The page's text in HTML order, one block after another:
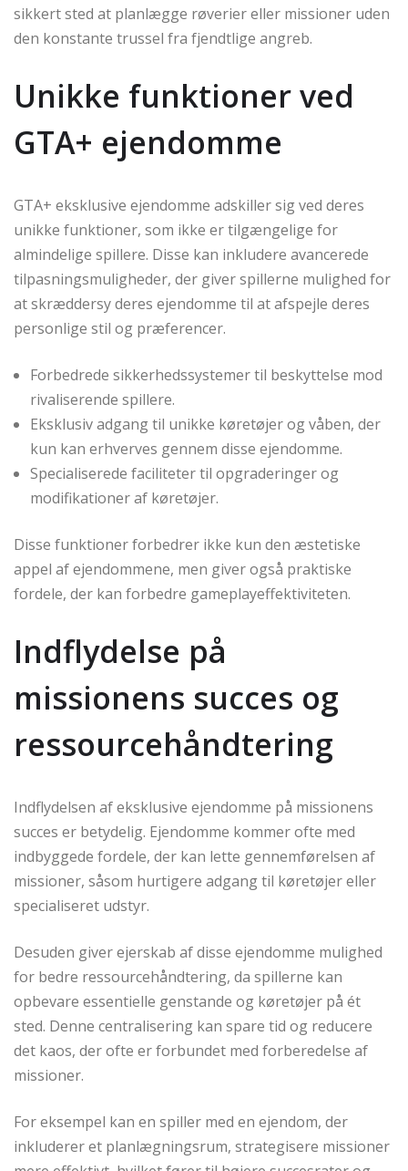
sikkert sted at planlægge røverier eller missioner uden
den konstante trussel fra fjendtlige angreb.
Unikke funktioner ved
GTA+ ejendomme
GTA+ eksklusive ejendomme adskiller sig ved deres
unikke funktioner, som ikke er tilgængelige for
almindelige spillere. Disse kan inkludere avancerede
tilpasningsmuligheder, der giver spillerne mulighed for
at skræddersy deres ejendomme til at afspejle deres
personlige stil og præferencer.
Forbedrede sikkerhedssystemer til beskyttelse mod
rivaliserende spillere.
Eksklusiv adgang til unikke køretøjer og våben, der
kun kan erhverves gennem disse ejendomme.
Specialiserede faciliteter til opgraderinger og
modifikationer af køretøjer.
Disse funktioner forbedrer ikke kun den æstetiske
appel af ejendommene, men giver også praktiske
fordele, der kan forbedre gameplayeffektiviteten.
Indflydelse på
missionens succes og
ressourcehåndtering
Indflydelsen af eksklusive ejendomme på missionens
succes er betydelig. Ejendomme kommer ofte med
indbyggede fordele, der kan lette gennemførelsen af
missioner, såsom hurtigere adgang til køretøjer eller
specialiseret udstyr.
Desuden giver ejerskab af disse ejendomme mulighed
for bedre ressourcehåndtering, da spillerne kan
opbevare essentielle genstande og køretøjer på ét
sted. Denne centralisering kan spare tid og reducere
det kaos, der ofte er forbundet med forberedelse af
missioner.
For eksempel kan en spiller med en ejendom, der
inkluderer et planlægningsrum, strategisere missioner